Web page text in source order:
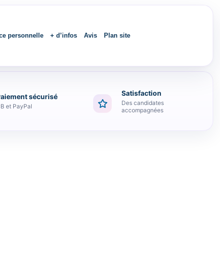
personnelle + d’infos Avis Plan site
sécurisé
et PayPal
Satisfaction
Des candidates
accompagnées